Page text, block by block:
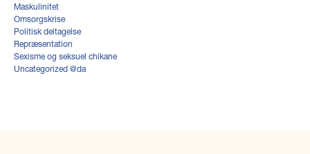
Maskulinitet
Omsorgskrise
Politisk deltagelse
Repræsentation
Sexisme og seksuel chikane
Uncategorized @da